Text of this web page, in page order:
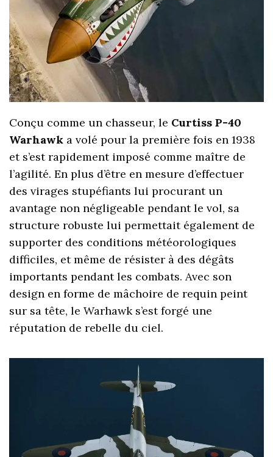
Conçu comme un chasseur, le Curtiss P-40
Warhawk a volé pour la première fois en 1938
et s’est rapidement imposé comme maître de
l’agilité. En plus d’être en mesure d’effectuer
des virages stupéfiants lui procurant un
avantage non négligeable pendant le vol, sa
structure robuste lui permettait également de
supporter des conditions météorologiques
difficiles, et même de résister à des dégâts
importants pendant les combats. Avec son
design en forme de mâchoire de requin peint
sur sa tête, le Warhawk s’est forgé une
réputation de rebelle du ciel.